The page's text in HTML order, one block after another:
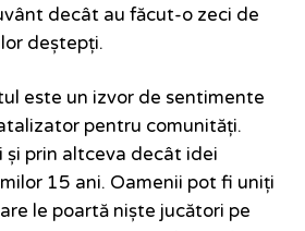
decât au făcut-o zeci de
deștepți.
este un izvor de sentimente
pentru comunități.
și prin altceva decât idei
15 ani. Oamenii pot fi uniți
le poartă niște jucători pe